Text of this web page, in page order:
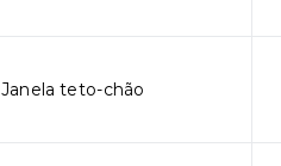
Janela teto-chão